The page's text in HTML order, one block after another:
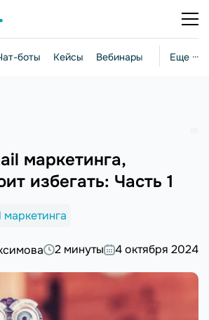
Еще ···
боты Кейсы Вебинары Стратегии
маркетинга,
избегать: Часть 1
2 минуты 4 октября 2024